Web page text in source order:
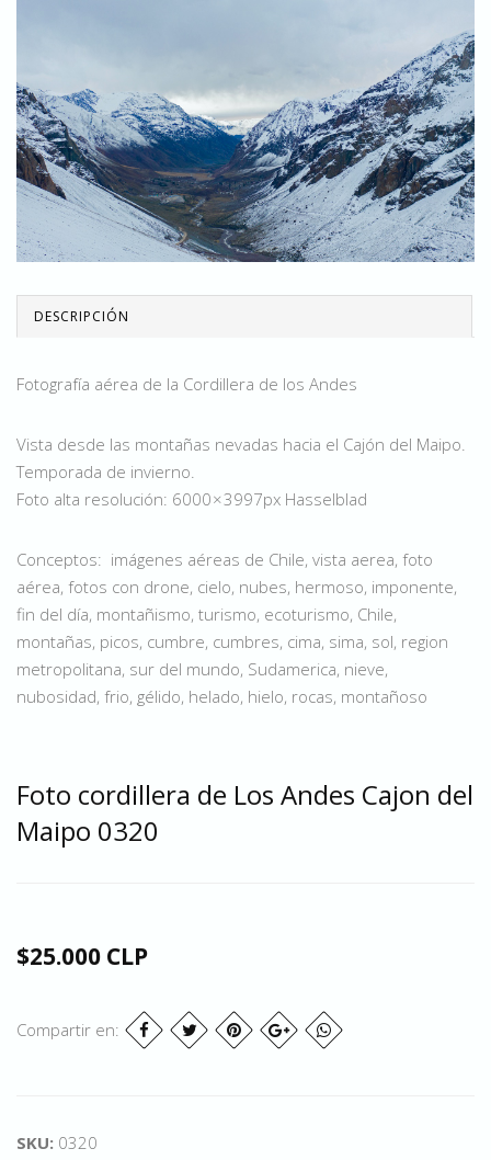
DESCRIPCIÓN
Fotografía aérea de la Cordillera de los Andes
Vista desde las montañas nevadas hacia el Cajón del Maipo.
Temporada de invierno.
Foto alta resolución: 6000 × 3997px Hasselblad
Conceptos: imágenes aéreas de Chile, vista aerea, foto
aérea, fotos con drone, cielo, nubes, hermoso, imponente,
fin del día, montañismo, turismo, ecoturismo, Chile,
montañas, picos, cumbre, cumbres, cima, sima, sol, region
metropolitana, sur del mundo, Sudamerica, nieve,
nubosidad, frio, gélido, helado, hielo, rocas, montañoso
Foto cordillera de Los Andes Cajon del
Maipo 0320
$25.000 CLP
Compartir en:
SKU: 0320